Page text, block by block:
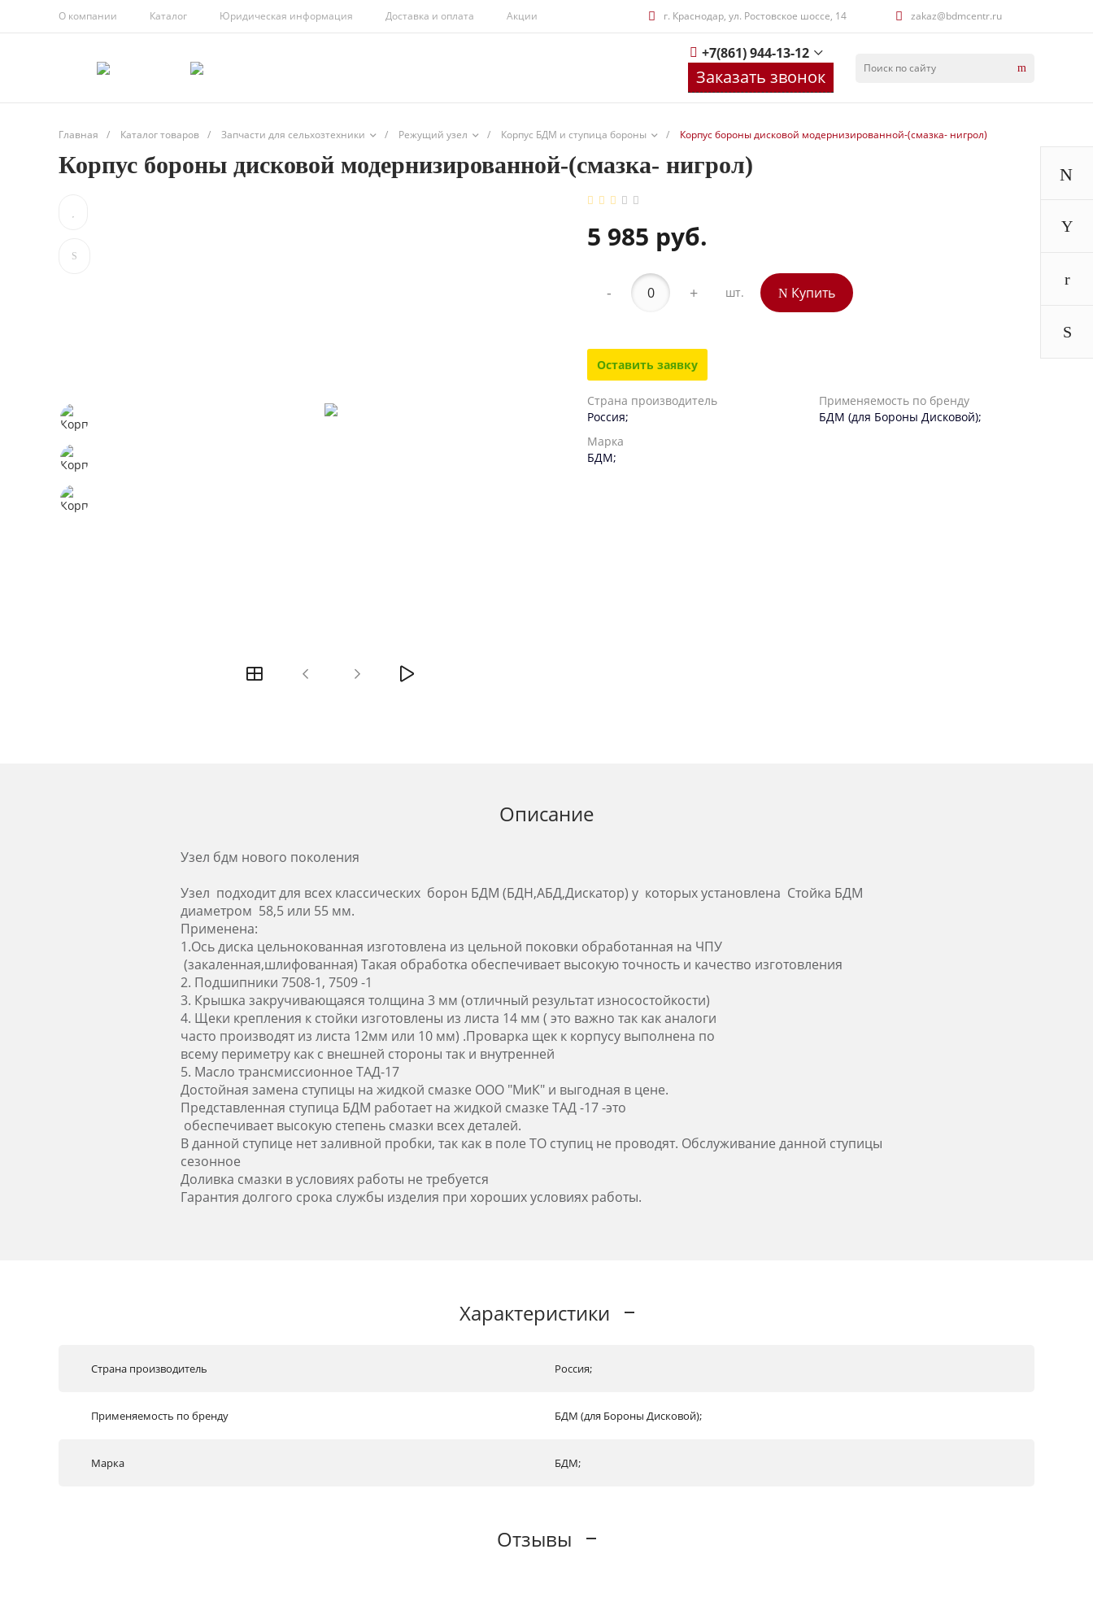
О компании Каталог Юридическая информация Доставка и оплата Акции г. Краснодар, ул. Ростовское шоссе, 14 zakaz@bdmcentr.ru
+7(861) 944-13-12
Заказать звонок
Главная / Каталог товаров / Запчасти для сельхозтехники / Режущий узел / Корпус БДМ и ступица бороны / Корпус бороны дисковой модернизированной-(смазка- нигрол)
Корпус бороны дисковой модернизированной-(смазка- нигрол)
5 985 руб.
- + шт. Купить
Оставить заявку
Страна производитель
Россия;
Применяемость по бренду
БДМ (для Бороны Дисковой);
Марка
БДМ;
Описание
Узел бдм нового поколения
Узел подходит для всех классических борон БДМ (БДН,АБД,Дискатор) у которых установлена Стойка БДМ
диаметром 58,5 или 55 мм.
Применена:
1.Ось диска цельнокованная изготовлена из цельной поковки обработанная на ЧПУ
(закаленная,шлифованная) Такая обработка обеспечивает высокую точность и качество изготовления
2. Подшипники 7508-1, 7509 -1
3. Крышка закручивающаяся толщина 3 мм (отличный результат износостойкости)
4. Щеки крепления к стойки изготовлены из листа 14 мм ( это важно так как аналоги
часто производят из листа 12мм или 10 мм) .Проварка щек к корпусу выполнена по
всему периметру как с внешней стороны так и внутренней
5. Масло трансмиссионное ТАД-17
Достойная замена ступицы на жидкой смазке ООО "МиК" и выгодная в цене.
Представленная ступица БДМ работает на жидкой смазке ТАД -17 -это
обеспечивает высокую степень смазки всех деталей.
В данной ступице нет заливной пробки, так как в поле ТО ступиц не проводят. Обслуживание данной ступицы
сезонное
Доливка смазки в условиях работы не требуется
Гарантия долгого срока службы изделия при хороших условиях работы.
Характеристики
Страна производитель Россия;
Применяемость по бренду БДМ (для Бороны Дисковой);
Марка БДМ;
Отзывы